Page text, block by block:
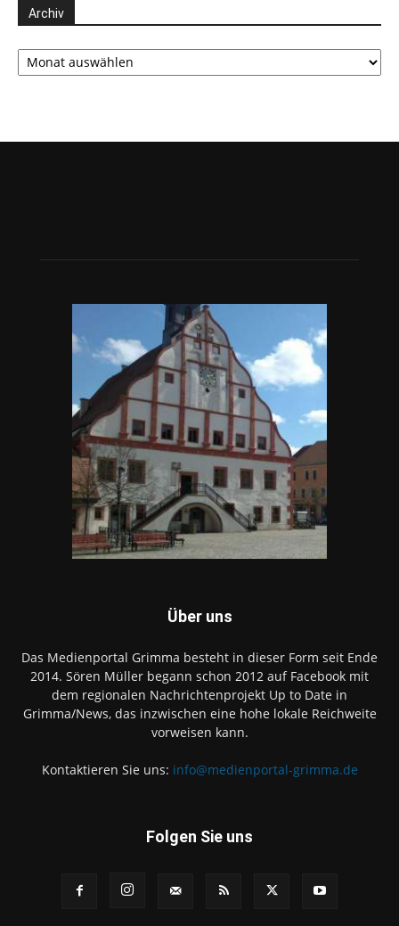
Archiv
Archiv
Über uns
Das Medienportal Grimma besteht in dieser Form seit Ende
2014. Sören Müller begann schon 2012 auf Facebook mit
dem regionalen Nachrichtenprojekt Up to Date in
Grimma/News, das inzwischen eine hohe lokale Reichweite
vorweisen kann.
Kontaktieren Sie uns: info@medienportal-grimma.de
Folgen Sie uns